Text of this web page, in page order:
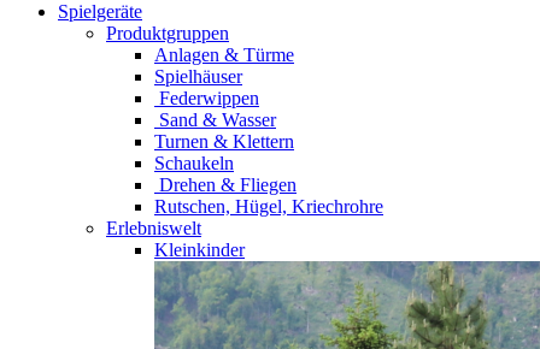
Spielgeräte
Produktgruppen
Anlagen & Türme
Spielhäuser
Federwippen
Sand & Wasser
Turnen & Klettern
Schaukeln
Drehen & Fliegen
Rutschen, Hügel, Kriechrohre
Erlebniswelt
Kleinkinder